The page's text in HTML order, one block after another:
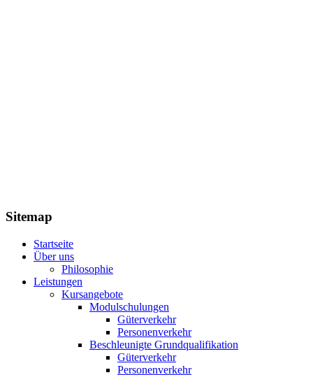
Sitemap
Startseite
Über uns
Philosophie
Leistungen
Kursangebote
Modulschulungen
Güterverkehr
Personenverkehr
Beschleunigte Grundqualifikation
Güterverkehr
Personenverkehr